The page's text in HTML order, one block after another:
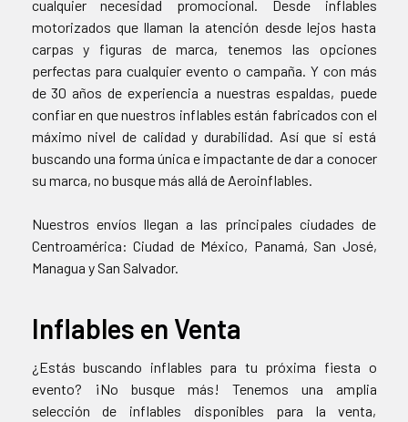
cualquier necesidad promocional. Desde inflables
motorizados que llaman la atención desde lejos hasta
carpas y figuras de marca, tenemos las opciones
perfectas para cualquier evento o campaña. Y con más
de 30 años de experiencia a nuestras espaldas, puede
confiar en que nuestros inflables están fabricados con el
máximo nivel de calidad y durabilidad. Así que si está
buscando una forma única e impactante de dar a conocer
su marca, no busque más allá de Aeroinflables.
Nuestros envíos llegan a las principales ciudades de
Centroamérica: Ciudad de México, Panamá, San José,
Managua y San Salvador.
Inflables en Venta
¿Estás buscando inflables para tu próxima fiesta o
evento? ¡No busque más! Tenemos una amplia
selección de inflables disponibles para la venta,